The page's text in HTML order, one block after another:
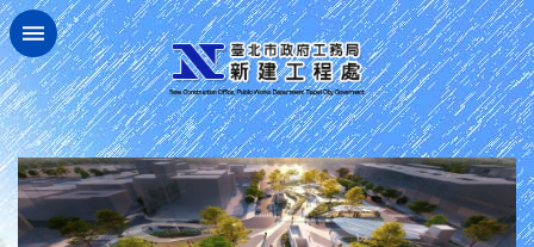
跳到主要內容區塊